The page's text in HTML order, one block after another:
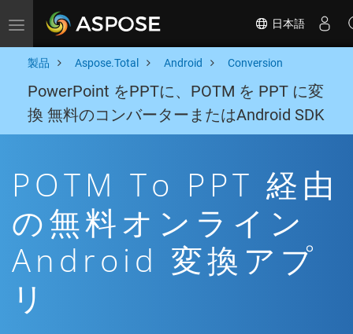
Toggle navigation 日本語
製品 Aspose.Total Android Conversion
PowerPoint をPPTに、POTM を PPT に変
換 無料のコンバーターまたはAndroid SDK
POTM To PPT 経由
の無料オンライン
Android 変換アプ
リ